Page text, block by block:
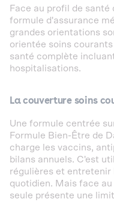
Face au profil de santé
formule d'assurance
grandes orientations
orientée soins
santé complète
hospitalisations.
La couverture soins
Une formule centrée
Formule Bien-Être de
charge les vaccins,
bilans annuels. C'est
régulières et entretenir
quotidien. Mais face
seule présente une